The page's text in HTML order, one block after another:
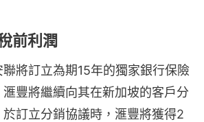
前利潤
將訂立為期15年的獨家銀行保險
豐將繼續向其在新加坡的客戶分
訂立分銷協議時，滙豐將獲得2